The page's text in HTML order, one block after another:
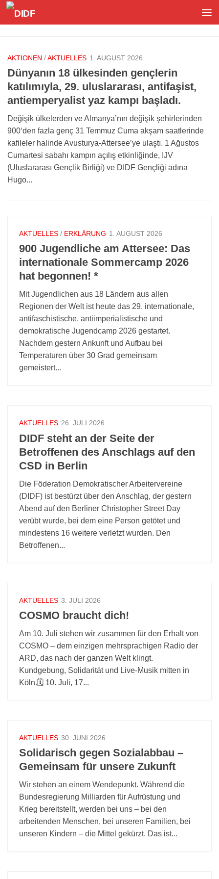
Unter dem Inhalt
AKTIONEN /AKTUELLES 1. AUGUST 2026
Dünyanın 18 ülkesinden gençlerin
katılımıyla, 29. uluslararası, antifaşist,
antiemperyalist yaz kampı başladı.
Değişik ülkelerden ve Almanya’nın değişik şehirlerinden
900‘den fazla genç 31 Temmuz Cuma akşam saatlerinde
kafileler halinde Avusturya-Attersee’ye ulaştı. 1 Ağustos
Cumartesi sabahı kampın açılış etkinliğinde, IJV
(Uluslararası Gençlik Birliği) ve DIDF Gençliği adına
Hugo...
AKTUELLES / ERKLÄRUNG 1. AUGUST 2026
900 Jugendliche am Attersee: Das
internationale Sommercamp 2026
hat begonnen! *
Mit Jugendlichen aus 18 Ländern aus allen
Regionen der Welt ist heute das 29. internationale,
antifaschistische, antiimperialistische und
demokratische Jugendcamp 2026 gestartet.
Nachdem gestern Ankunft und Aufbau bei
Temperaturen über 30 Grad gemeinsam
gemeistert...
AKTUELLES 26. JULI 2026
DIDF steht an der Seite der
Betroffenen des Anschlags auf den
CSD in Berlin
Die Föderation Demokratischer Arbeitervereine
(DIDF) ist bestürzt über den Anschlag, der gestern
Abend auf den Berliner Christopher Street Day
verübt wurde, bei dem eine Person getötet und
mindestens 16 weitere verletzt wurden. Den
Betroffenen...
AKTUELLES 3. JULI 2026
COSMO braucht dich!
Am 10. Juli stehen wir zusammen für den Erhalt von
COSMO – dem einzigen mehrsprachigen Radio der
ARD, das nach der ganzen Welt klingt.
Kundgebung, Solidarität und Live-Musik mitten in
Köln.🗓️ 10. Juli, 17...
AKTUELLES 30. JUNI 2026
Solidarisch gegen Sozialabbau –
Gemeinsam für unsere Zukunft
Wir stehen an einem Wendepunkt. Während die
Bundes­regierung Milliarden für Aufrüstung und
Krieg bereit­stellt, werden bei uns – bei den
arbeitenden Menschen, bei unseren Familien, bei
unseren Kindern – die Mittel gekürzt. Das ist...